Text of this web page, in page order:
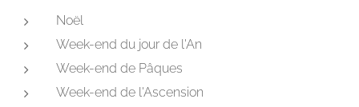
Noël
Week-end du jour de l'An
Week-end de Pâques
Week-end de l'Ascension